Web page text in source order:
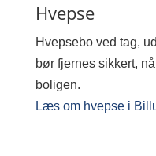
Hvepse
Hvepsebo ved tag,
bør fjernes sikkert,
boligen.
Læs om hvepse i